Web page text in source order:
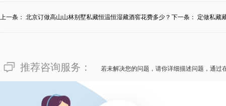
索重庆市迈菲酒柜酒窖订制工厂，保障无论耗费高低，您
144****7015
耗费，完全出自于复古精品酒店室内酒窖的特色化品味，
羊先生愿意愿意力推重庆市迈菲酒柜酒窖订制工厂，不只
上一条： 北京订做高山山林别墅私藏恒温恒湿藏酒窖花费多少？ 下一条： 定做私藏
推荐咨询服务： 若未解决您的问题，请你详细描述问题，通过